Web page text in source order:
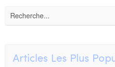
Articles Les Plus